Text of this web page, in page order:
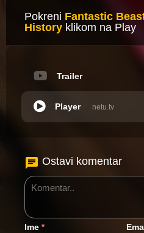
Pokreni Fantastic
History klikom na Play
Trailer
netu.tv
Player
Ostavi komentar
Ime *